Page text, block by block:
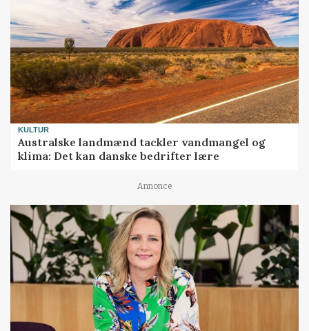
KULTUR
Australske landmænd tackler vandmangel og
klima: Det kan danske bedrifter lære
Annonce